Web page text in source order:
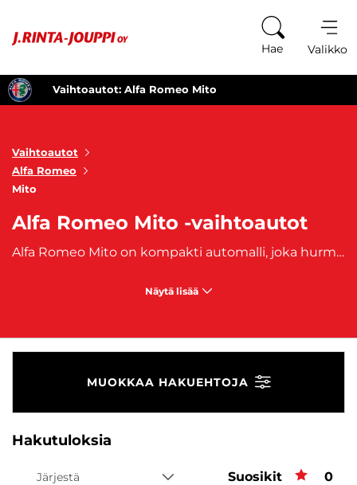
Hae Valikko
Vaihtoautot: Alfa Romeo Mito
Vaihtoautot
Alfa Romeo
Mito
Alfa Romeo Mito -vaihtoautot
Alfa Romeo Mito on kompakti automalli, joka hurmaa dynaamisella muotoilullaan ja urheilullisella suorituskyvyllään. Mito-malliston vaihtoautot tarjoavat tehokasta voimaa, tarkkaa ohjausta ja jännittävää ajodynamiikkaa. Alfa Romeo Mito on suunniteltu tarjoamaan iloa ja mukavuutta jokaiselle matkalle. Sen tyylikkäästi muotoillut sisätilat tarjoavat korkealaatuiset materiaalit, ergonomisen istuinasennon ja edistykselliset teknologiaratkaisut. Alfa Romeo Mito -vaihtoautojen linjakkaat muodot, terävät yksityiskohdat ja tyylikkäät design-elementit tekevät niistä todellisia katseenvangitsijoita. Tutustu Alfa Romeo Mito -vaihtoautojen valikoimaan ja osta omasi jo tänään!
Näytä lisää
MUOKKAA HAKUEHTOJA
Hakutuloksia
Järjestä Suosikit 0